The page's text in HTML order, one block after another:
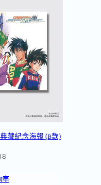
藏紀念海報 (B款)
車